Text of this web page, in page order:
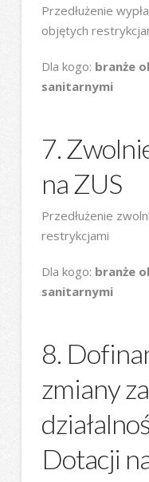
Przedłużenie
objętych
Dla kogo: branże
sanitarnymi
7.
na ZUS
Przedłużenie
restrykcjami
Dla kogo: branże
sanitarnymi
8.
zmiany
Dotacji